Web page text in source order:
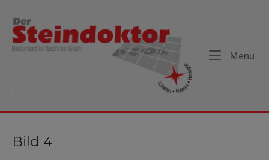
content
Home
Menu
Bild 4